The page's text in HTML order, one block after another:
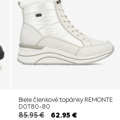
Biele členkové topánky REMONTE
D0T80-80
85.95€ 62.95€